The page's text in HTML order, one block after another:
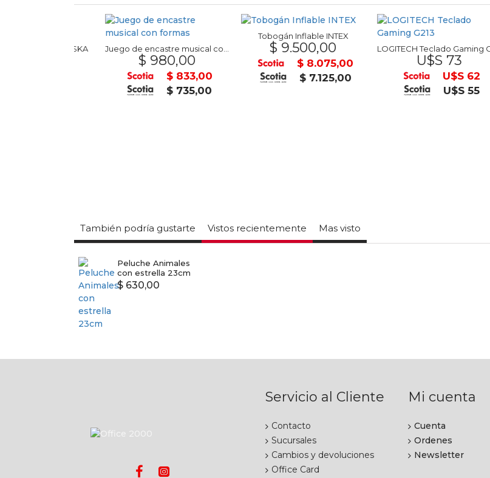
Juego de encastre musical con formas
$ 980,00
$ 833,00
$ 735,00
Tobogán Inflable INTEX
$ 9.500,00
$ 8.075,00
$ 7.125,00
LOGITECH Teclado Gaming G213
U$S 73
U$S 62
U$S 55
También podría gustarte Vistos recientemente Mas visto
Peluche Animales
con estrella 23cm
$ 630,00
Servicio al Cliente
Contacto
Sucursales
Cambios y devoluciones
Office Card
Mi cuenta
Cuenta
Ordenes
Newsletter